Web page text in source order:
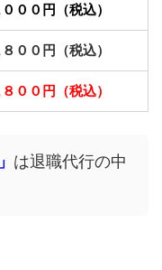
００円（税込）
００円（税込）
００円（税込）
は退職代行の中